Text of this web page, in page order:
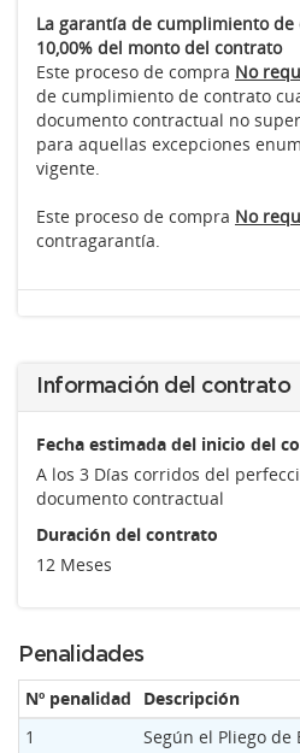
La garantía de cumplimiento
10,00% del monto del contrato
Este proceso de compra No
de cumplimiento de contrato
documento contractual no
para aquellas excepciones
vigente.
Este proceso de compra No
contragarantía.
Información del contrato
Fecha estimada del inicio del
A los 3 Días corridos del
documento contractual
Duración del contrato
12 Meses
Penalidades
Nº penalidad
Descripción
1
Según el Pliego de